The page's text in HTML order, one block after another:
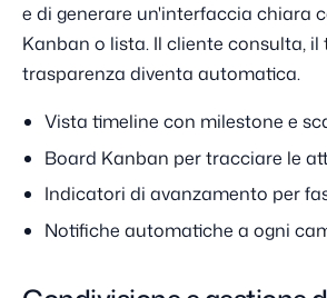
e di generare un'interfaccia chiara
Kanban o lista. Il cliente consulta, il
trasparenza diventa automatica.
Vista timeline con milestone e
Board Kanban per tracciare le
Indicatori di avanzamento per
Notifiche automatiche a ogni